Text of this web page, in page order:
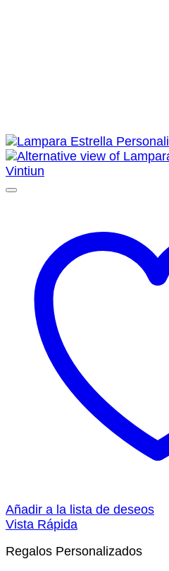
Añadir a la lista de deseos
Vista Rápida
Regalos Personalizados